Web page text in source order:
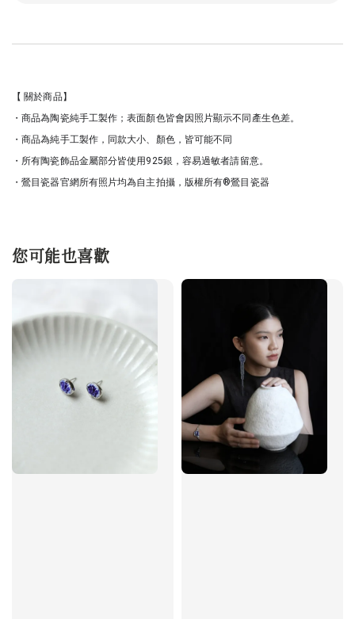
【 關於商品】
・商品為陶瓷純手工製作；表面顏色皆會因照片顯示不同產生色差。
・商品為純手工製作，同款大小、顏色，皆可能不同
・所有陶瓷飾品金屬部分皆使用925銀，容易過敏者請留意。
・鶯目瓷器官網所有照片均為自主拍攝，版權所有®鶯目瓷器
您可能也喜歡